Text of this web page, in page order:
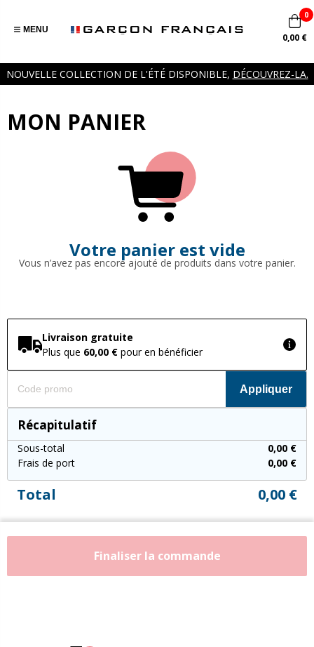
NOUVELLE COLLECTION DE L'ÉTÉ DISPONIBLE, DÉCOUVREZ-LA.
MENU
0
0,00 €
MON PANIER
Votre panier est vide
Vous n’avez pas encore ajouté de produits dans votre panier.
Livraison gratuite
Plus que 60,00 € pour en bénéficier
Appliquer
Récapitulatif
Sous-total
0,00 €
Frais de port
0,00 €
Total 0,00 €
Finaliser la commande